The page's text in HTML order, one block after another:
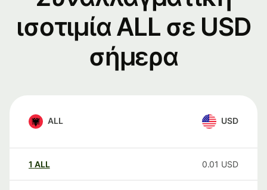
ισοτιμία ALL σε USD
σήμερα
ALL USD
1 ALL 0.01 USD